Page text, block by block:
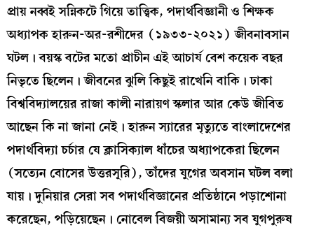
প্রায় নব্বই সন্নিকটে গিয়ে তাত্ত্বিক, পদার্থবিজ্ঞানী ও শিক্ষক
অধ্যাপক হারুন-অর-রশীদের (১৯৩৩-২০২১) জীবনাবসান
ঘটল। বয়স্ক বটের মতো প্রাচীন এই আচার্য বেশ কয়েক বছর
নিভৃতে ছিলেন। জীবনের ঝুলি কিছুই রাখেনি বাকি। ঢাকা
বিশ্ববিদ্যালয়ের রাজা কালী নারায়ণ স্কলার আর কেউ জীবিত
আছেন কি না জানা নেই। হারুন স্যারের মৃত্যুতে বাংলাদেশের
পদার্থবিদ্যা চর্চার যে ক্লাসিক্যাল ধাঁচের অধ্যাপকেরা ছিলেন
(সত্যেন বোসের উত্তরসূরি), তাঁদের যুগের অবসান ঘটল বলা
যায়। দুনিয়ার সেরা সব পদার্থবিজ্ঞানের প্রতিষ্ঠানে পড়াশোনা
করেছেন, পড়িয়েছেন। নোবেল বিজয়ী অসামান্য সব যুগপুরুষ